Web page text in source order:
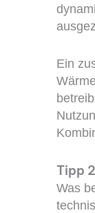
Ein
Tipp
Was